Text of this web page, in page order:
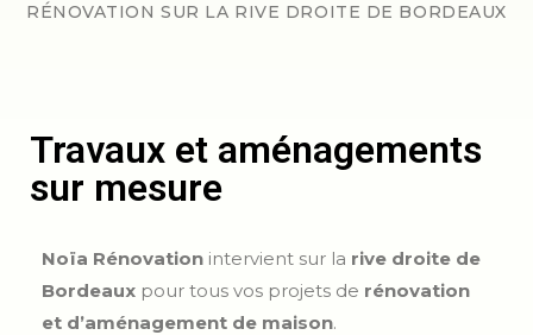
RÉNOVATION SUR LA RIVE DROITE DE BORDEAUX
Travaux et aménagements
sur mesure
Noïa Rénovation intervient sur la rive droite de
Bordeaux pour tous vos projets de rénovation
et d’aménagement de maison.